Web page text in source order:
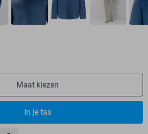
Maat kiezen
In je tas